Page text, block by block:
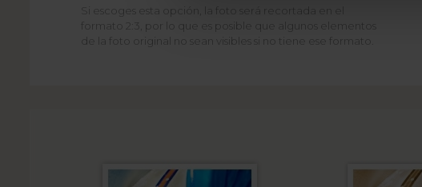
Si escoges esta opción, la foto será recortada en el
formato 2:3, por lo que es posible que algunos elementos
de la foto original no sean visibles si no tiene ese formato.